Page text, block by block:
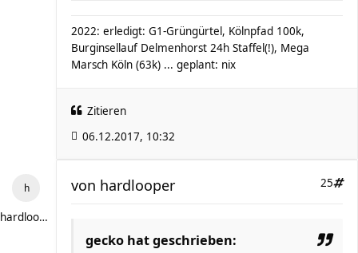
2022: erledigt: G1-Grüngürtel, Kölnpfad 100k,
Burginsellauf Delmenhorst 24h Staffel(!), Mega
Marsch Köln (63k) ... geplant: nix
Zitieren
06.12.2017, 10:32
hardlooper
25
von hardlooper
gecko hat geschrieben: